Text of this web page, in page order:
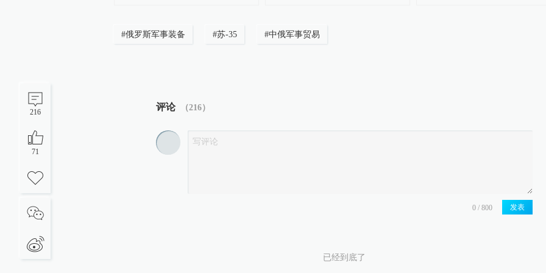
216
71
#俄罗斯军事装备 #苏-35 #中俄军事贸易
评论 （216）
发表
已经到底了